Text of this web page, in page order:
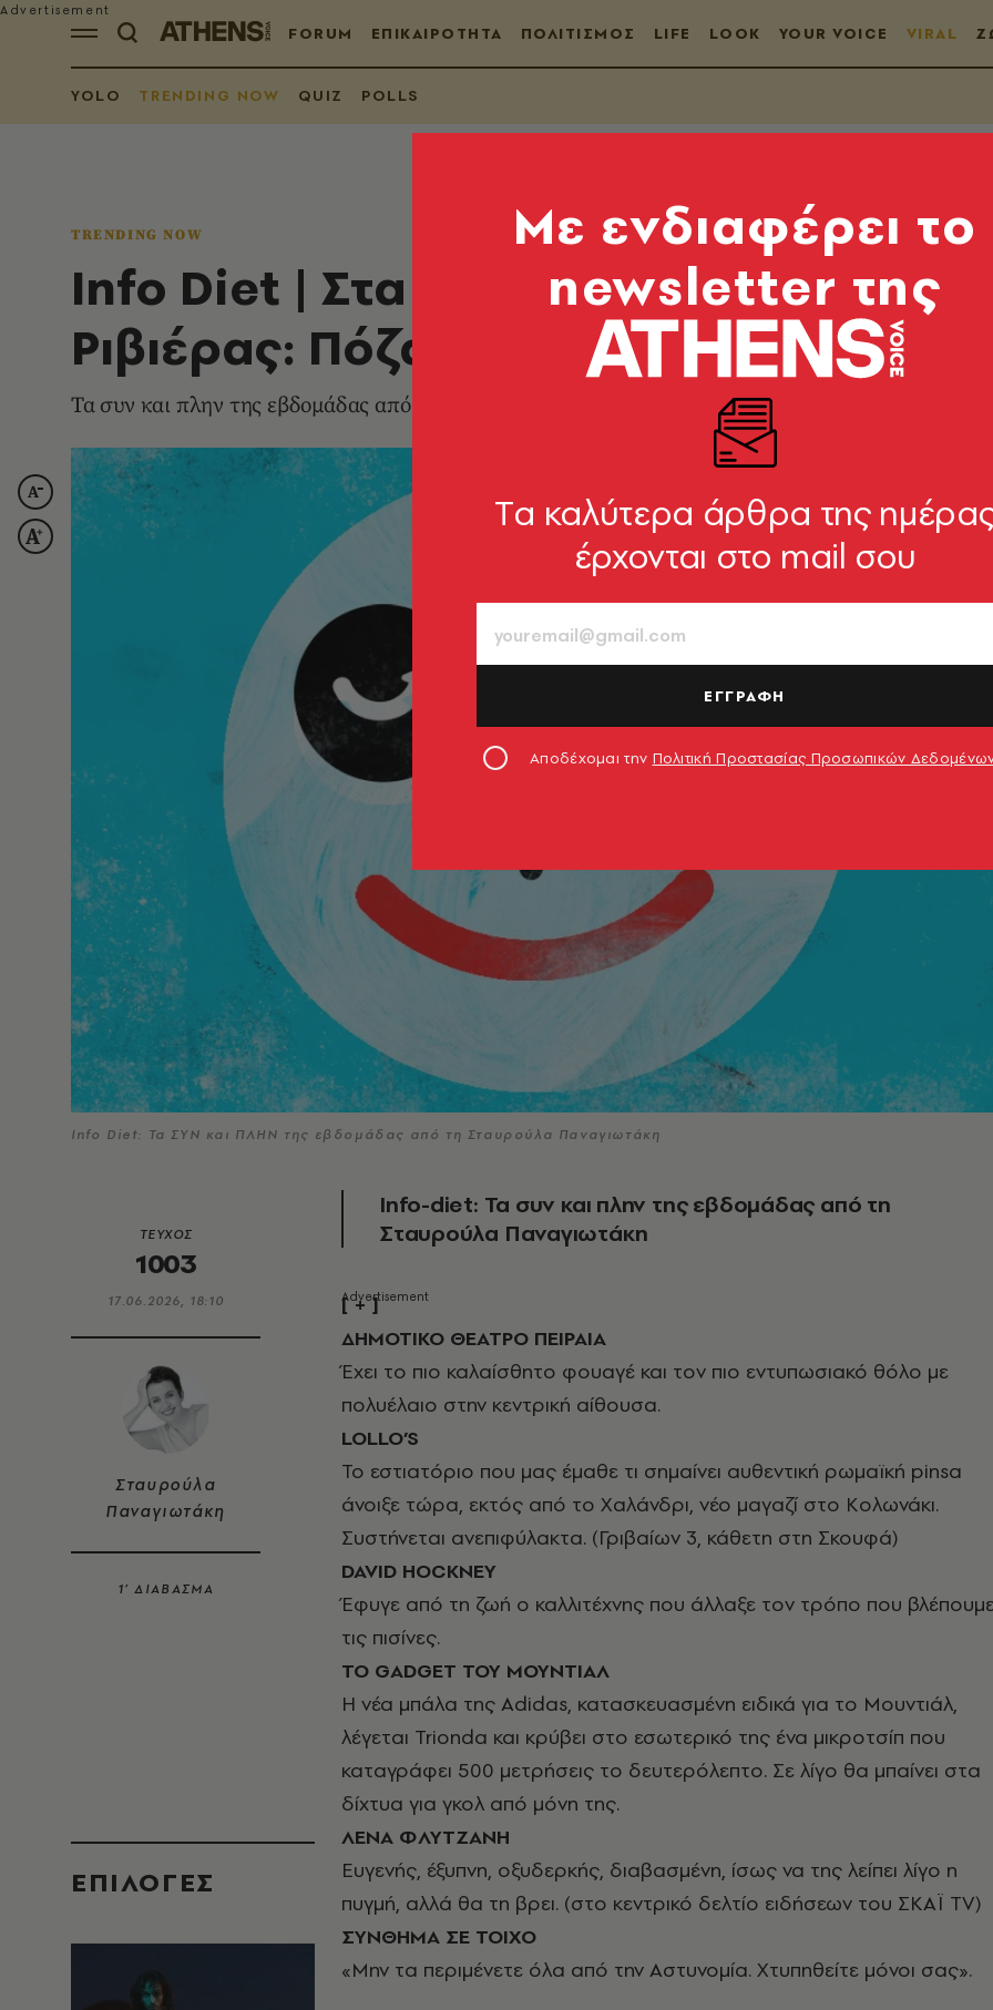
FORUM ΕΠΙΚΑΙΡΟΤΗΤΑ ΠΟΛΙΤΙΣΜΟΣ LIFE LOOK YOUR VOICE VIRAL
YOLO TRENDING NOW QUIZ POLLS
TRENDING NOW
Info Diet | Στα κλαμπ της Αθηναϊκής
Ριβιέρας: Πόζα, μπόμπα και μηδέν
Τα συν και πλην της εβδομάδας από τη Σταυρούλα Παναγιωτάκη
Info Diet: Τα ΣΥΝ και ΠΛΗΝ της εβδομάδας από τη Σταυρούλα Παναγιωτάκη
ΤΕΥΧΟΣ
1003
17.06.2026, 18:10
Σταυρούλα
Παναγιωτάκη
1’ ΔΙΑΒΑΣΜΑ
EΠΙΛΟΓΈΣ
Info-diet: Τα συν και πλην της εβδομάδας από τη
Σταυρούλα Παναγιωτάκη
[ + ]
ΔΗΜΟΤΙΚΟ ΘΕΑΤΡΟ ΠΕΙΡΑΙΑ
Έχει το πιο καλαίσθητο φουαγέ και τον πιο εντυπωσιακό θόλο με
πολυέλαιο στην κεντρική αίθουσα.
LOLLO’S
Το εστιατόριο που μας έμαθε τι σημαίνει αυθεντική ρωμαϊκή pinsa
άνοιξε τώρα, εκτός από το Χαλάνδρι, νέο μαγαζί στο Κολωνάκι.
Συστήνεται ανεπιφύλακτα. (Γριβαίων 3, κάθετη στη Σκουφά)
DAVID HOCKNEY
Έφυγε από τη ζωή ο καλλιτέχνης που άλλαξε τον τρόπο που
τις πισίνες.
ΤΟ GADGET ΤΟΥ ΜΟΥΝΤΙΑΛ
Η νέα μπάλα της Adidas, κατασκευασμένη ειδικά για το Μουντιάλ,
λέγεται Trionda και κρύβει στο εσωτερικό της ένα μικροτσίπ που
καταγράφει 500 μετρήσεις το δευτερόλεπτο. Σε λίγο θα μπαίνει στα
δίχτυα για γκολ από μόνη της.
ΛΕΝΑ ΦΛΥΤΖΑΝΗ
Ευγενής, έξυπνη, οξυδερκής, διαβασμένη, ίσως να της λείπει λίγο η
πυγμή, αλλά θα τη βρει. (στο κεντρικό δελτίο ειδήσεων του ΣΚΑΪ TV)
ΣΥΝΘΗΜΑ ΣΕ ΤΟΙΧΟ
«Μην τα περιμένετε όλα από την Αστυνομία. Χτυπηθείτε μόνοι σας».
Mε ενδιαφέρει το
newsletter της
Tα καλύτερα άρθρα της
έρχονται στο mail σου
ΕΓΓΡΑΦΗ
Αποδέχομαι την Πολιτική Προστασίας Προσωπικών